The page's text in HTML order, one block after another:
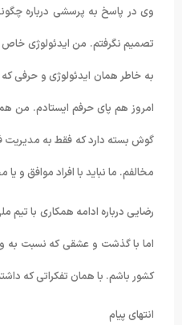
وی در پاسخ به پرسشی درباره
تصمیم نگرفتم. من ایدئولوژی
امروز هم پای حرفم ایستادم. من
گوش بسته دارد که فقط به مدیریت
مخالفم. ما نباید با افراد موافق و
رضایی درباره ادامه همکاری با
اما با گذشت و عشقی که نسبت به
کشور باشم. با همان تفکراتی که
انتهای پیام